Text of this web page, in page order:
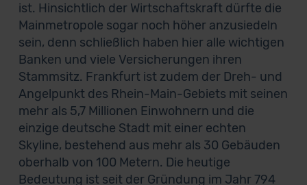
ist. Hinsichtlich der Wirtschaftskraft dürfte die
Mainmetropole sogar noch höher anzusiedeln
sein, denn schließlich haben hier alle wichtigen
Banken und viele Versicherungen ihren
Stammsitz. Frankfurt ist zudem der Dreh- und
Angelpunkt des Rhein-Main-Gebiets mit seinen
mehr als 5,7 Millionen Einwohnern und die
einzige deutsche Stadt mit einer echten
Skyline, bestehend aus mehr als 30 Gebäuden
oberhalb von 100 Metern. Die heutige
Bedeutung ist seit der Gründung im Jahr 794